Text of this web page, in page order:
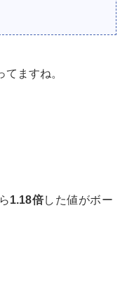
ますね。
1.18倍した値がボー